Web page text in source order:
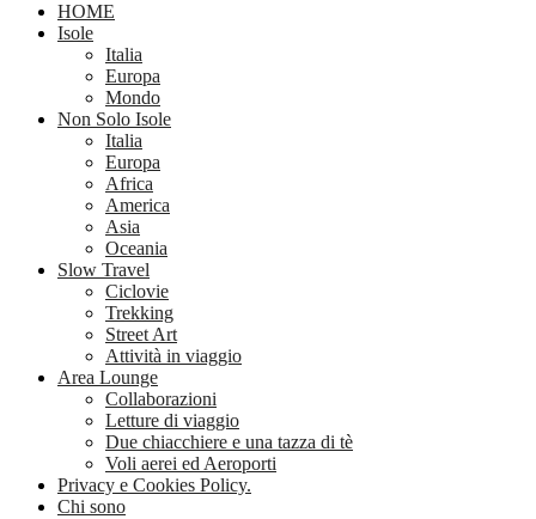
HOME
Isole
Italia
Europa
Mondo
Non Solo Isole
Italia
Europa
Africa
America
Asia
Oceania
Slow Travel
Ciclovie
Trekking
Street Art
Attività in viaggio
Area Lounge
Collaborazioni
Letture di viaggio
Due chiacchiere e una tazza di tè
Voli aerei ed Aeroporti
Privacy e Cookies Policy.
Chi sono